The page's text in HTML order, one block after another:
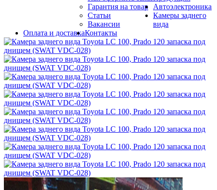
Гарантия на товар
Статьи
Вакансии
Оплата и доставкаКонтакты
Автоэлектроника
Камеры заднего
вида